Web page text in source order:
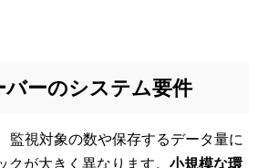
ーのシステム要件
監視対象の数や保存するデータ量に
クが大きく異なります。 小規模な環